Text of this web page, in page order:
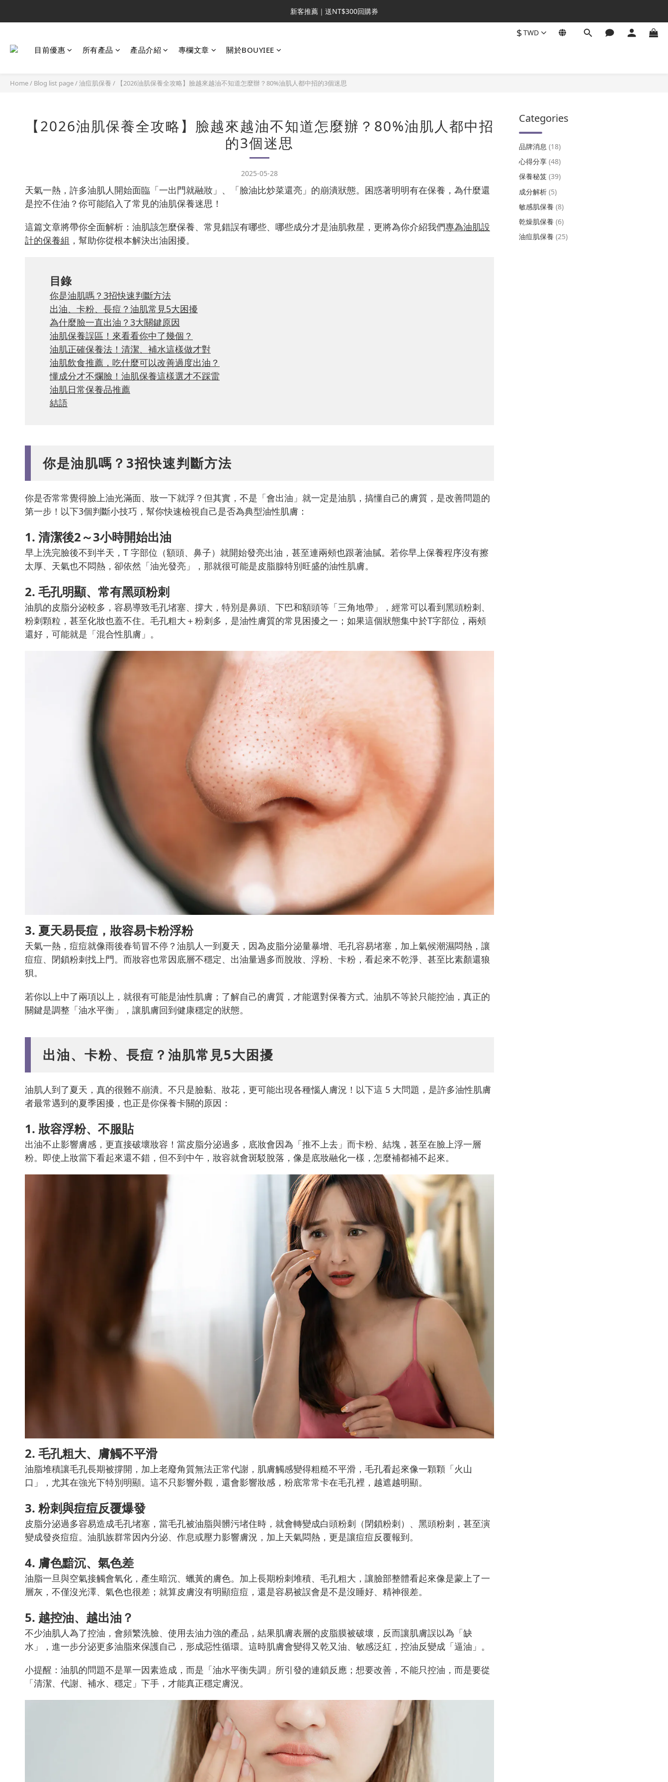
新客推薦｜送NT$300回購券
新客推薦｜送NT$300回購券
新客推薦｜送NT$300回購券
$TWD
目前優惠 所有產品 產品介紹 專欄文章 關於BOUYIEE
Home/ Blog list page/油痘肌保養 / 【2026油肌保養全攻略】臉越來越油不知道怎麼辦？80%油肌人都中招的3個迷思
【2026油肌保養全攻略】臉越來越油不知道怎麼辦？80%油肌人都中招
的3個迷思
2025-05-28
天氣一熱，許多油肌人開始面臨「一出門就融妝」、「臉油比炒菜還亮」的崩潰狀態。困惑著明明有在保養，為什麼還
是控不住油？你可能陷入了常見的油肌保養迷思！
這篇文章將帶你全面解析：油肌該怎麼保養、常見錯誤有哪些、哪些成分才是油肌救星，更將為你介紹我們專為油肌設
計的保養組 ，幫助你從根本解決出油困擾。
目錄
你是油肌嗎？3招快速判斷方法
出油、卡粉、長痘？油肌常見5大困擾
為什麼臉一直出油？3大關鍵原因
油肌保養誤區！來看看你中了幾個？
油肌正確保養法！清潔、補水這樣做才對
油肌飲食推薦，吃什麼可以改善過度出油？
懂成分才不爛臉！油肌保養這樣選才不踩雷
油肌日常保養品推薦
結語
你是油肌嗎？3招快速判斷方法
你是否常常覺得臉上油光滿面、妝一下就浮？但其實，不是「會出油」就一定是油肌，搞懂自己的膚質，是改善問題的
第一步！以下3個判斷小技巧，幫你快速檢視自己是否為典型油性肌膚：
1. 清潔後2～3小時開始出油
早上洗完臉後不到半天，T 字部位（額頭、鼻子）就開始發亮出油，甚至連兩頰也跟著油膩。若你早上保養程序沒有擦
太厚、天氣也不悶熱，卻依然「油光發亮」，那就很可能是皮脂腺特別旺盛的油性肌膚。
2. 毛孔明顯、常有黑頭粉刺
油肌的皮脂分泌較多，容易導致毛孔堵塞、撐大，特別是鼻頭、下巴和額頭等「三角地帶」，經常可以看到黑頭粉刺、
粉刺顆粒，甚至化妝也蓋不住。毛孔粗大＋粉刺多，是油性膚質的常見困擾之一；如果這個狀態集中於T字部位，兩頰
還好，可能就是「混合性肌膚」。
3. 夏天易長痘，妝容易卡粉浮粉
天氣一熱，痘痘就像雨後春筍冒不停？油肌人一到夏天，因為皮脂分泌量暴增、毛孔容易堵塞，加上氣候潮濕悶熱，讓
痘痘、閉鎖粉刺找上門。而妝容也常因底層不穩定、出油量過多而脫妝、浮粉、卡粉，看起來不乾淨、甚至比素顏還狼
狽。
若你以上中了兩項以上，就很有可能是油性肌膚；了解自己的膚質，才能選對保養方式。油肌不等於只能控油，真正的
關鍵是調整「油水平衡」，讓肌膚回到健康穩定的狀態。
出油、卡粉、長痘？油肌常見5大困擾
油肌人到了夏天，真的很難不崩潰。不只是臉黏、妝花，更可能出現各種惱人膚況！以下這 5 大問題，是許多油性肌膚
者最常遇到的夏季困擾，也正是你保養卡關的原因：
1. 妝容浮粉、不服貼
出油不止影響膚感，更直接破壞妝容！當皮脂分泌過多，底妝會因為「推不上去」而卡粉、結塊，甚至在臉上浮一層
粉。即使上妝當下看起來還不錯，但不到中午，妝容就會斑駁脫落，像是底妝融化一樣，怎麼補都補不起來。
2. 毛孔粗大、膚觸不平滑
油脂堆積讓毛孔長期被撐開，加上老廢角質無法正常代謝，肌膚觸感變得粗糙不平滑，毛孔看起來像一顆顆「火山
口」，尤其在強光下特別明顯。這不只影響外觀，還會影響妝感，粉底常常卡在毛孔裡，越遮越明顯。
3. 粉刺與痘痘反覆爆發
皮脂分泌過多容易造成毛孔堵塞，當毛孔被油脂與髒污堵住時，就會轉變成白頭粉刺（閉鎖粉刺）、黑頭粉刺，甚至演
變成發炎痘痘。油肌族群常因內分泌、作息或壓力影響膚況，加上天氣悶熱，更是讓痘痘反覆報到。
4. 膚色黯沉、氣色差
油脂一旦與空氣接觸會氧化，產生暗沉、蠟黃的膚色。加上長期粉刺堆積、毛孔粗大，讓臉部整體看起來像是蒙上了一
層灰，不僅沒光澤、氣色也很差；就算皮膚沒有明顯痘痘，還是容易被誤會是不是沒睡好、精神很差。
5. 越控油、越出油？
不少油肌人為了控油，會頻繁洗臉、使用去油力強的產品，結果肌膚表層的皮脂膜被破壞，反而讓肌膚誤以為「缺
水」，進一步分泌更多油脂來保護自己，形成惡性循環。這時肌膚會變得又乾又油、敏感泛紅，控油反變成「逼油」。
小提醒：油肌的問題不是單一因素造成，而是「油水平衡失調」所引發的連鎖反應；想要改善，不能只控油，而是要從
「清潔、代謝、補水、穩定」下手，才能真正穩定膚況。
Categories
品牌消息 (18)
心得分享 (48)
保養秘笈 (39)
成分解析 (5)
敏感肌保養 (8)
乾燥肌保養 (6)
油痘肌保養 (25)